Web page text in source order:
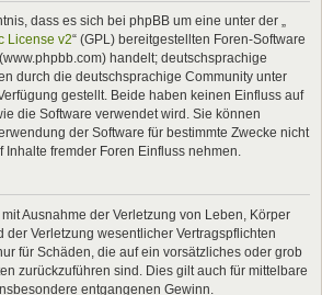
dass es sich bei phpBB um eine unter der „
License v2“ (GPL) bereitgestellten Foren-Software
handelt; deutschsprachige
durch die deutschsprachige Community unter
gestellt. Beide haben keinen Einfluss auf
die Software verwendet wird. Sie können
der Software für bestimmte Zwecke nicht
Inhalte fremder Foren Einfluss nehmen.
Ausnahme der Verletzung von Leben, Körper
der Verletzung wesentlicher Vertragspflichten
für Schäden, die auf ein vorsätzliches oder grob
zurückzuführen sind. Dies gilt auch für mittelbare
entgangenen Gewinn.